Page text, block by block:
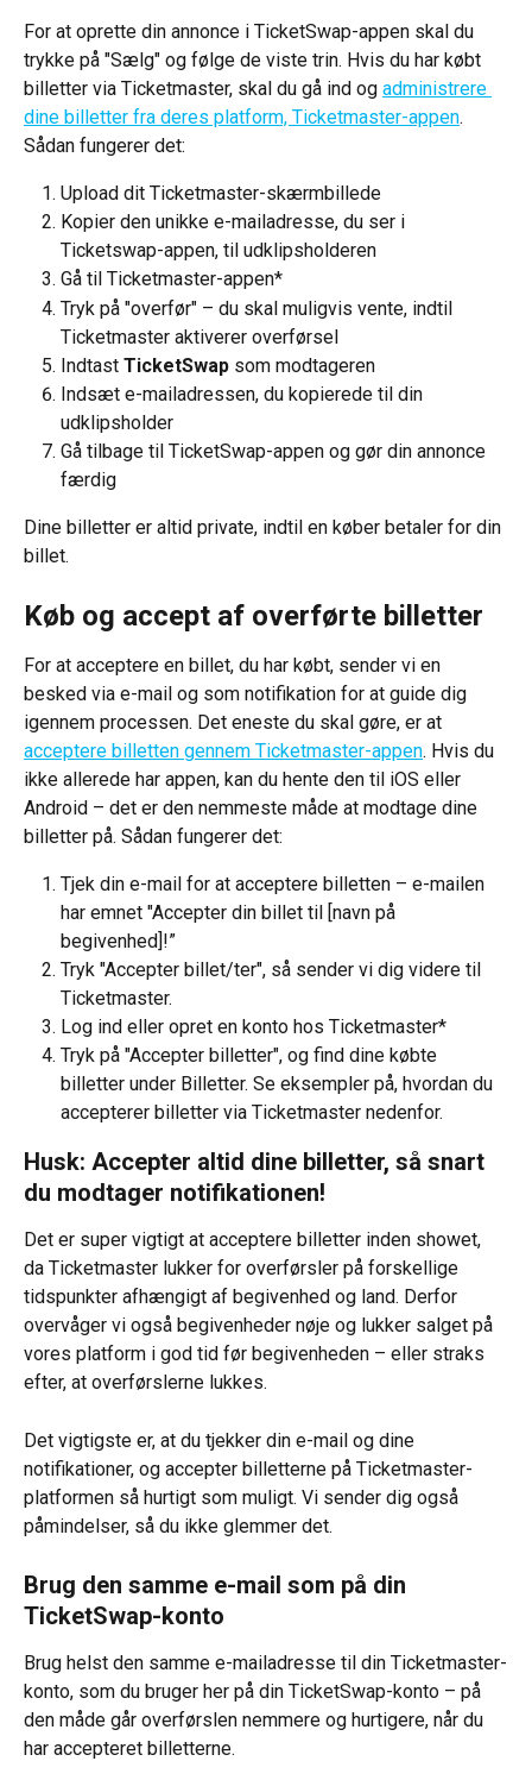
For at oprette din annonce i TicketSwap-appen skal du
trykke på "Sælg" og følge de viste trin. Hvis du har købt
billetter via Ticketmaster, skal du gå ind og administrere
dine billetter fra deres platform, Ticketmaster-appen.
Sådan fungerer det:
Upload dit Ticketmaster-skærmbillede
Kopier den unikke e-mailadresse, du ser i
Ticketswap-appen, til udklipsholderen
Gå til Ticketmaster-appen*
Tryk på "overfør" – du skal muligvis vente, indtil
Ticketmaster aktiverer overførsel
Indtast TicketSwap som modtageren
Indsæt e-mailadressen, du kopierede til din
udklipsholder
Gå tilbage til TicketSwap-appen og gør din annonce
færdig
Dine billetter er altid private, indtil en køber betaler for din
billet.
Køb og accept af overførte billetter
For at acceptere en billet, du har købt, sender vi en
besked via e-mail og som notifikation for at guide dig
igennem processen. Det eneste du skal gøre, er at
acceptere billetten gennem Ticketmaster-appen. Hvis du
ikke allerede har appen, kan du hente den til iOS eller
Android – det er den nemmeste måde at modtage dine
billetter på. Sådan fungerer det:
Tjek din e-mail for at acceptere billetten – e-mailen
har emnet "Accepter din billet til [navn på
begivenhed]!”
Tryk "Accepter billet/ter", så sender vi dig videre til
Ticketmaster.
Log ind eller opret en konto hos Ticketmaster*
Tryk på "Accepter billetter", og find dine købte
billetter under Billetter. Se eksempler på, hvordan du
accepterer billetter via Ticketmaster nedenfor.
Husk: Accepter altid dine billetter, så snart
du modtager notifikationen!
Det er super vigtigt at acceptere billetter inden showet,
da Ticketmaster lukker for overførsler på forskellige
tidspunkter afhængigt af begivenhed og land. Derfor
overvåger vi også begivenheder nøje og lukker salget på
vores platform i god tid før begivenheden – eller straks
efter, at overførslerne lukkes.
Det vigtigste er, at du tjekker din e-mail og dine
notifikationer, og accepter billetterne på Ticketmaster-
platformen så hurtigt som muligt. Vi sender dig også
påmindelser, så du ikke glemmer det.
Brug den samme e-mail som på din
TicketSwap-konto
Brug helst den samme e-mailadresse til din Ticketmaster-
konto, som du bruger her på din TicketSwap-konto – på
den måde går overførslen nemmere og hurtigere, når du
har accepteret billetterne.